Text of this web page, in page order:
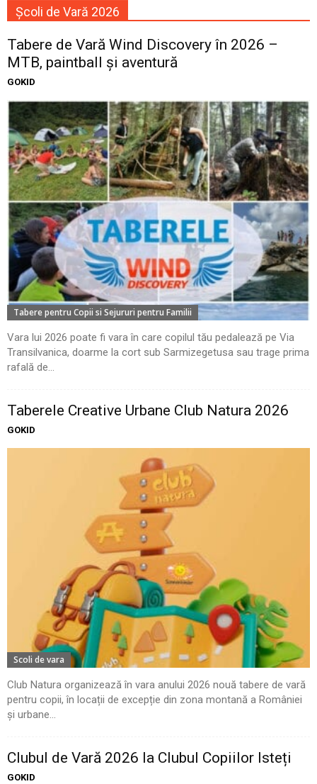
Școli de Vară 2026
Tabere de Vară Wind Discovery în 2026 –
MTB, paintball și aventură
GOKID
Tabere pentru Copii si Sejururi pentru Familii
Vara lui 2026 poate fi vara în care copilul tău pedalează pe Via
Transilvanica, doarme la cort sub Sarmizegetusa sau trage prima
rafală de...
Taberele Creative Urbane Club Natura 2026
GOKID
Scoli de vara
Club Natura organizează în vara anului 2026 nouă tabere de vară
pentru copii, în locații de excepție din zona montană a României
și urbane...
Clubul de Vară 2026 la Clubul Copiilor Isteți
GOKID